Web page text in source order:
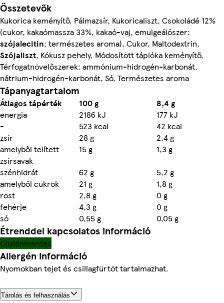
Összetevők
Kukorica keményítő, Pálmazsír, Kukoricaliszt, Csokoládé 12%
(cukor, kakaómassza 33%, kakaó-vaj, emulgeálószer:
szójalecitin; természetes aroma), Cukor, Maltodextrin,
Szójaliszt, Kókusz pehely, Módosított tápióka keményítő,
Térfogatnövelőszerek: ammónium-hidrogén-karbonát,
nátrium-hidrogén-karbonát, Só, Természetes aroma
Tápanyagtartalom
Átlagos tápérték 100 g
8,4 g
energia
2186 kJ
177 kJ
-
523 kcal
42 kcal
zsír
28 g
2,4 g
amelyből telített
zsírsavak
15 g
1,3 g
szénhidrát
62 g
5,2 g
amelyből cukrok
21 g
1,8 g
rost
2,8 g
0 g
fehérje
4,3 g
0 g
só
0,55 g 0,05 g
Étrenddel kapcsolatos információ
Gluténmentes
Allergén információ
Nyomokban tejet és csillagfürtöt tartalmazhat.
Tárolás és felhasználás